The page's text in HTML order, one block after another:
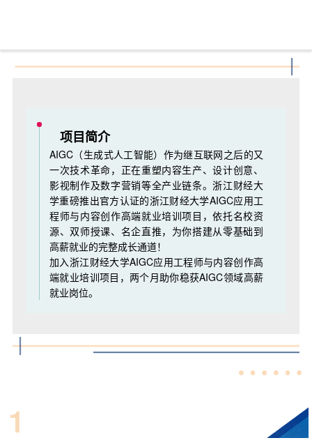
项目简介
AIGC（生成式人工智能）作为继互联网之后的又
一次技术革命，正在重塑内容生产、设计创意、
影视制作及数字营销等全产业链条。浙江财经大
学重磅推出官方认证的浙江财经大学AIGC应用工
程师与内容创作高端就业培训项目，依托名校资
源、双师授课、名企直推，为你搭建从零基础到
高薪就业的完整成长通道！
加入浙江财经大学AIGC应用工程师与内容创作高
端就业培训项目，两个月助你稳获AIGC领域高薪
就业岗位。
1